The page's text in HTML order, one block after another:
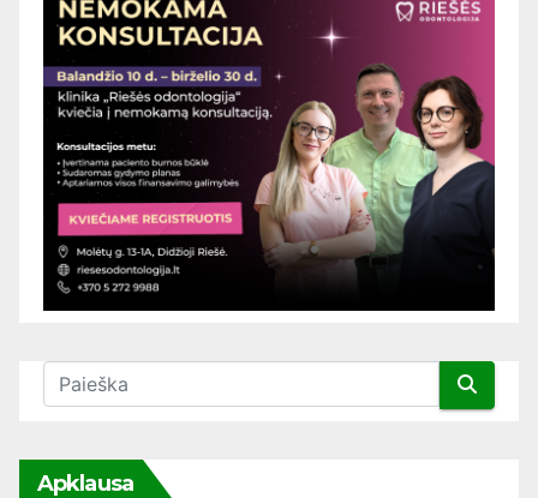
Apklausa